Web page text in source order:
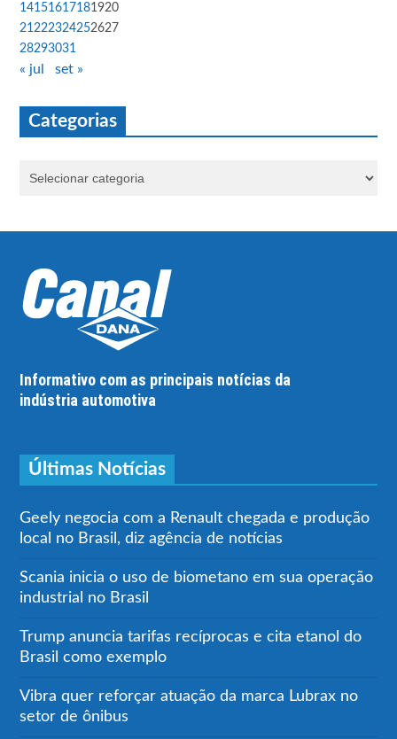
14151617181920
21 222324252627
28293031
« jul set »
Categorias
Informativo com as principais notícias da
indústria automotiva
Últimas Notícias
Geely negocia com a Renault chegada e produção
local no Brasil, diz agência de notícias
Scania inicia o uso de biometano em sua operação
industrial no Brasil
Trump anuncia tarifas recíprocas e cita etanol do
Brasil como exemplo
Vibra quer reforçar atuação da marca Lubrax no
setor de ônibus